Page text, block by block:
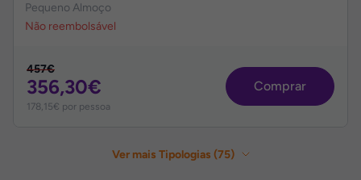
Pequeno Almoço
Não reembolsável
457€
356,30€
178,15€ por pessoa
Comprar
Ver mais Tipologias (75)